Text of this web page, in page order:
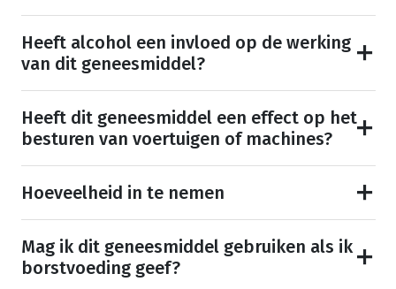
Heeft alcohol een invloed op de werking
van dit geneesmiddel?
Heeft dit geneesmiddel een effect op het
besturen van voertuigen of machines?
Hoeveelheid in te nemen
Mag ik dit geneesmiddel gebruiken als ik
borstvoeding geef?